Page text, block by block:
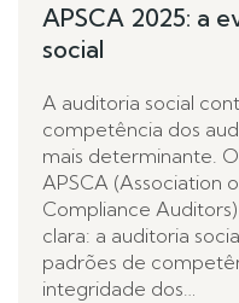
APSCA 2025: a
social
A auditoria social
competência dos
mais determinante.
APSCA (Association
Compliance
clara: a auditoria
padrões de
integridade dos…